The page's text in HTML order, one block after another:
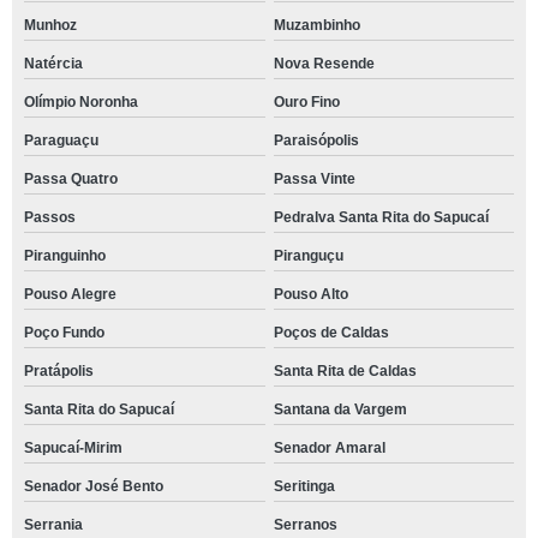
Munhoz Muzambinho
Natércia Nova Resende
Olímpio Noronha Ouro Fino
Paraguaçu Paraisópolis
Passa Quatro Passa Vinte
Passos Pedralva Santa Rita do Sapucaí
Piranguinho Piranguçu
Pouso Alegre Pouso Alto
Poço Fundo Poços de Caldas
Pratápolis Santa Rita de Caldas
Santa Rita do Sapucaí Santana da Vargem
Sapucaí-Mirim Senador Amaral
Senador José Bento Seritinga
Serrania Serranos